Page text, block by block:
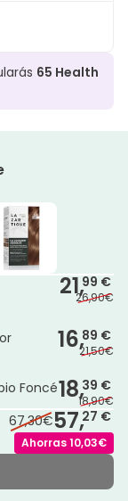
65 Health
21,99 €
26,90€
16,89 €
21,50€
Foncé18,39 €
18,90€
67,30€57,27 €
Ahorras10,03€